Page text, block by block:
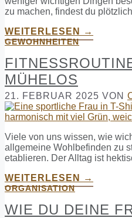
zu machen, findest du
WEITERLESEN →
GEWOHNHEITEN
MÜHELOS
21. FEBRUAR 2025 VON
Viele von uns wissen, wie
allgemeine Wohlbefinden zu
etablieren. Der Alltag ist
WEITERLESEN →
ORGANISATION
WIE DU DEINE